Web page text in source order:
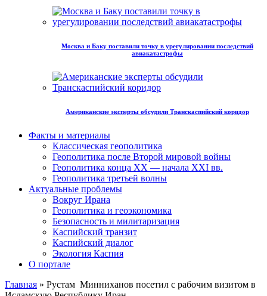
Москва и Баку поставили точку в урегулировании последствий
авиакатастрофы
Американские эксперты обсудили Транскаспийский коридор
Факты и материалы
Классическая геополитика
Геополитика после Второй мировой войны
Геополитика конца XX — начала XXI вв.
Геополитика третьей волны
Актуальные проблемы
Вокруг Ирана
Геополитика и геоэкономика
Безопасность и милитаризация
Каспийский транзит
Каспийский диалог
Экология Каспия
О портале
Главная » Рустам Минниханов посетил с рабочим визитом в